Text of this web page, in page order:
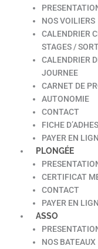
NOS VOILIERS
CALENDRIER
STAGES /
CALENDRIER
JOURNEE
CARNET DE
AUTONOMIE
CONTACT
FICHE
PAYER EN
PLONGÉE
CERTIFICAT
CONTACT
PAYER EN
ASSO
NOS BATEAUX